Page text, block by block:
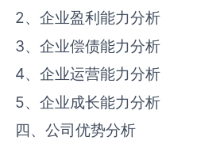
2、企业盈利能力分析
3、企业偿债能力分析
4、企业运营能力分析
5、企业成长能力分析
四、公司优势分析